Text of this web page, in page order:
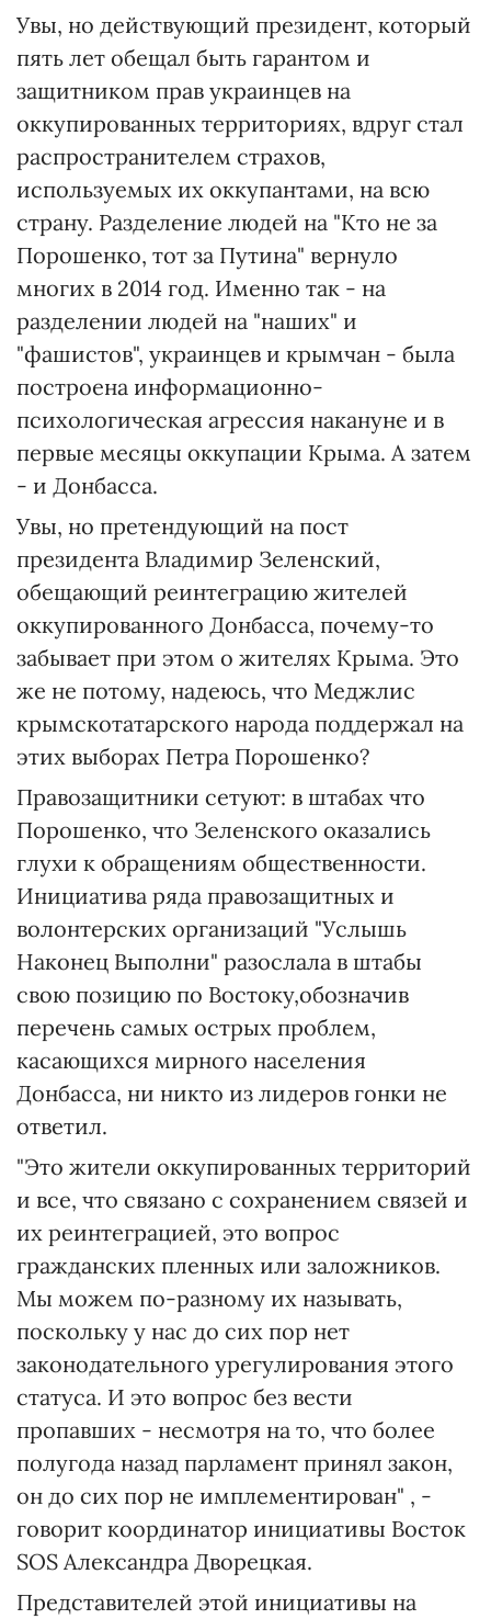
Увы, но действующий президент, который
пять лет обещал быть гарантом и
защитником прав украинцев на
оккупированных территориях, вдруг стал
распространителем страхов,
используемых их оккупантами, на всю
страну. Разделение людей на "Кто не за
Порошенко, тот за Путина" вернуло
многих в 2014 год. Именно так - на
разделении людей на "наших" и
"фашистов", украинцев и крымчан - была
построена информационно-
психологическая агрессия накануне и в
первые месяцы оккупации Крыма. А затем
- и Донбасса.
Увы, но претендующий на пост
президента Владимир Зеленский,
обещающий реинтеграцию жителей
оккупированного Донбасса, почему-то
забывает при этом о жителях Крыма. Это
же не потому, надеюсь, что Меджлис
крымскотатарского народа поддержал на
этих выборах Петра Порошенко?
Правозащитники сетуют: в штабах что
Порошенко, что Зеленского оказались
глухи к обращениям общественности.
Инициатива ряда правозащитных и
волонтерских организаций "Услышь
Наконец Выполни" разослала в штабы
свою позицию по Востоку,обозначив
перечень самых острых проблем,
касающихся мирного населения
Донбасса, ни никто из лидеров гонки не
ответил.
"Это жители оккупированных территорий
и все, что связано с сохранением связей и
их реинтеграцией, это вопрос
гражданских пленных или заложников.
Мы можем по-разному их называть,
поскольку у нас до сих пор нет
законодательного урегулирования этого
статуса. И это вопрос без вести
пропавших - несмотря на то, что более
полугода назад парламент принял закон,
он до сих пор не имплементирован" , -
говорит координатор инициативы Восток
SOS Александра Дворецкая.
Представителей этой инициативы на